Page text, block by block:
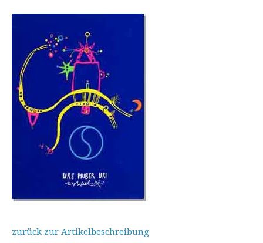
zurück zur Artikelbeschreibung